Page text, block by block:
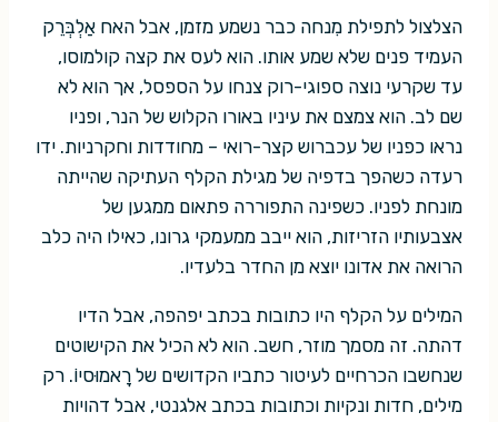
הצלצול לתפילת מִנחה כבר נשמע מזמן, אבל האח אַלְבְּרֵק
העמיד פנים שלא שמע אותו. הוא לעס את קצה קולמוסו,
עד שקרעי נוצה ספוגי-רוק צנחו על הספסל, אך הוא לא
שם לב. הוא צמצם את עיניו באורו הקלוש של הנר, ופניו
נראו כפניו של עכברוש קצר-רואי – מחודדות וחקרניות. ידו
רעדה כשהפך בדפיה של מגילת הקלף העתיקה שהייתה
מונחת לפניו. כשפינה התפוררה פתאום ממגען של
אצבעותיו הזריזות, הוא ייבב ממעמקי גרונו, כאילו היה כלב
הרואה את אדונו יוצא מן החדר בלעדיו.
המילים על הקלף היו כתובות בכתב יפהפה, אבל הדיו
דהתה. זה מסמך מוזר, חשב. הוא לא הכיל את הקישוטים
שנחשבו הכרחיים לעיטור כתביו הקדושים של רָאמוּסיוֹ. רק
מילים, חדות ונקיות וכתובות בכתב אלגנטי, אבל דהויות